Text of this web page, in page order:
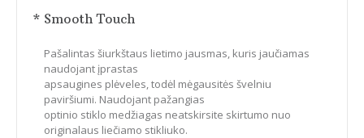
* Smooth Touch
Pašalintas šiurkštaus lietimo jausmas, kuris jaučiamas
naudojant įprastas
apsaugines plėveles, todėl mėgausitės švelniu
paviršiumi. Naudojant pažangias
optinio stiklo medžiagas neatskirsite skirtumo nuo
originalaus liečiamo stikliuko.